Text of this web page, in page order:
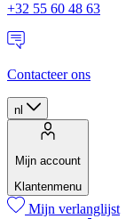
+32 55 60 48 63
Contacteer ons
nl
Mijn account
Klantenmenu
Mijn verlanglijst